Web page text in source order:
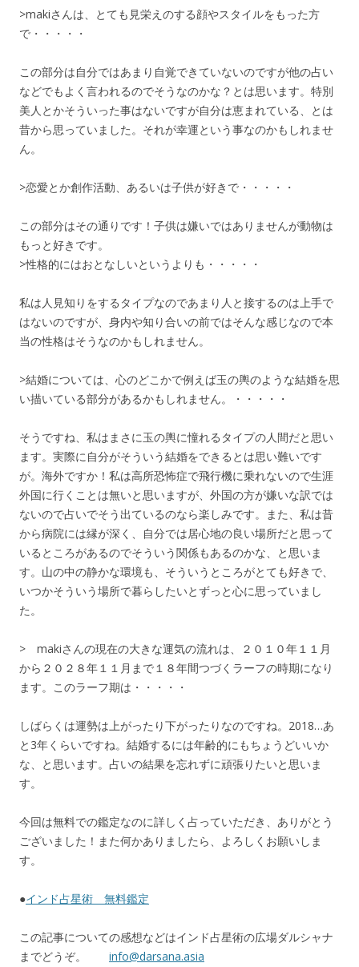
>makiさんは、とても見栄えのする顔やスタイルをもった方
で・・・・・
この部分は自分ではあまり自覚できていないのですが他の占い
などでもよく言われるのでそうなのかな？とは思います。特別
美人とかそういった事はないですが自分は恵まれている、とは
昔から思っていました。それが幸運という事なのかもしれませ
ん。
>恋愛とか創作活動、あるいは子供が好きで・・・・・
この部分はその通りです！子供は嫌いではありませんが動物は
もっと好きです。
>性格的にはおとなしいというよりも・・・・・
私は人見知りをするタイプなのであまり人と接するのは上手で
はないのですが、身内や知り合いの前ではそんな感じなので本
当の性格はそうなのかもしれません。
>結婚については、心のどこかで例えば玉の輿のような結婚を思
い描いている部分があるかもしれません。・・・・・
そうですね、私はまさに玉の輿に憧れるタイプの人間だと思い
ます。実際に自分がそういう結婚をできるとは思い難いです
が。海外ですか！私は高所恐怖症で飛行機に乗れないので生涯
外国に行くことは無いと思いますが、外国の方が嫌いな訳では
ないので占いでそう出ているのなら楽しみです。また、私は昔
から病院には縁が深く、自分では居心地の良い場所だと思って
いるところがあるのでそういう関係もあるのかな、と思いま
す。山の中の静かな環境も、そういうところがとても好きで、
いつかそういう場所で暮らしたいとずっと心に思っていまし
た。
> makiさんの現在の大きな運気の流れは、２０１０年１１月
から２０２８年１１月まで１８年間つづくラーフの時期になり
ます。このラーフ期は・・・・・
しばらくは運勢は上がったり下がったりなのですね。2018…あ
と3年くらいですね。結婚するには年齢的にもちょうどいいか
な、と思います。占いの結果を忘れずに頑張りたいと思いま
す。
今回は無料での鑑定なのに詳しく占っていただき、ありがとう
ございました！また何かありましたら、よろしくお願いしま
す。
●インド占星術 無料鑑定
この記事についての感想などはインド占星術の広場ダルシャナ
までどうぞ。 info@darsana.asia